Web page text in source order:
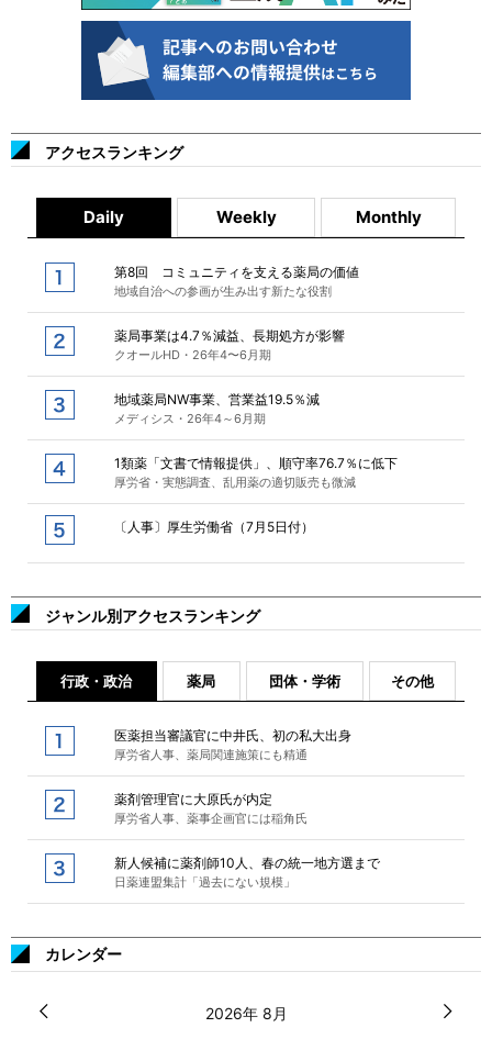
アクセスランキング
Daily Weekly Monthly
第8回 コミュニティを支える薬局の価値
地域自治への参画が生み出す新たな役割
薬局事業は4.7％減益、長期処方が影響
クオールHD・26年4〜6月期
地域薬局NW事業、営業益19.5％減
メディシス・26年4～6月期
1類薬「文書で情報提供」、順守率76.7％に低下
厚労省・実態調査、乱用薬の適切販売も微減
〔人事〕厚生労働省（7月5日付）
ジャンル別アクセスランキング
行政・政治 薬局 団体・学術 その他
医薬担当審議官に中井氏、初の私大出身
厚労省人事、薬局関連施策にも精通
薬剤管理官に大原氏が内定
厚労省人事、薬事企画官には稲角氏
新人候補に薬剤師10人、春の統一地方選まで
日薬連盟集計「過去にない規模」
カレンダー
2026年 8月